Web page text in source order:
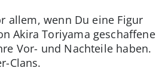
allem, wenn Du eine Figur
Akira Toriyama geschaffene
Vor- und Nachteile haben.
Clans.